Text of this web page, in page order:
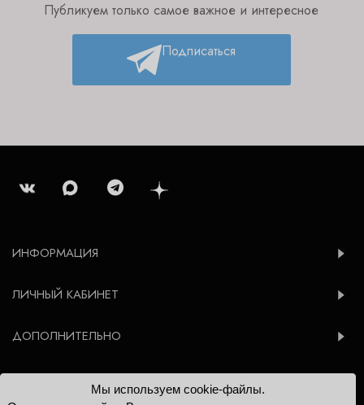
Публикуем только самое важное и интересное
Подписаться
ИНФОРМАЦИЯ
ЛИЧНЫЙ КАБИНЕТ
ДОПОЛНИТЕЛЬНО
Мы используем cookie-файлы.